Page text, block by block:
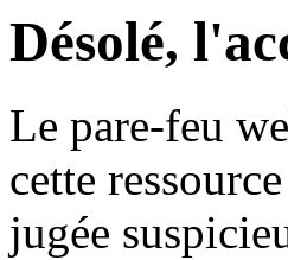
Désolé,
Le pare-feu
cette
jugée